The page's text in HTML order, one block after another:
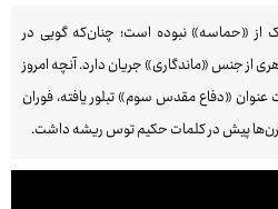
از «حماسه» نبوده است؛ چنان‌که گویی در
از جنس «ماندگاری» جریان دارد. آنچه امروز
«دفاع مقدس سوم» تبلور یافته، فوران
پیش در کلمات حکیم توس ریشه داشت.